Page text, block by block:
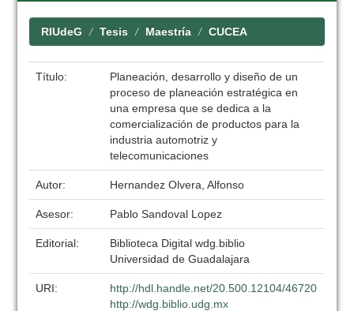
RIUdeG Tesis Maestría CUCEA
Título:
Planeación, desarrollo y diseño de un
proceso de planeación estratégica en
una empresa que se dedica a la
comercialización de productos para la
industria automotriz y
telecomunicaciones
Autor: Hernandez Olvera, Alfonso
Asesor: Pablo Sandoval Lopez
Editorial:
Biblioteca Digital wdg.biblio
Universidad de Guadalajara
URI:
http://hdl.handle.net/20.500.12104/46720
http://wdg.biblio.udg.mx